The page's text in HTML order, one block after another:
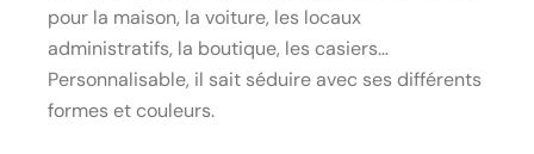
pour la maison, la voiture, les locaux
administratifs, la boutique, les casiers…
Personnalisable, il sait séduire avec ses différents
formes et couleurs.